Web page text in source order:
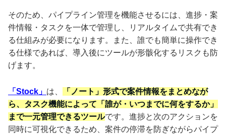
そのため、パイプライン管理を機能させるには、進捗・案
件情報・タスクを一体で管理し、リアルタイムで共有でき
る仕組みが必要になります。また、誰でも簡単に操作でき
る仕様であれば、導入後にツールが形骸化するリスクも防
げます。
「Stock」 は、
「ノート」形式で案件情報をまとめなが
ら、タスク機能によって「誰が・いつまでに何をするか」
まで一元管理できるツールです。進捗と次のアクションを
同時に可視化できるため、案件の停滞を防ぎながらパイプ